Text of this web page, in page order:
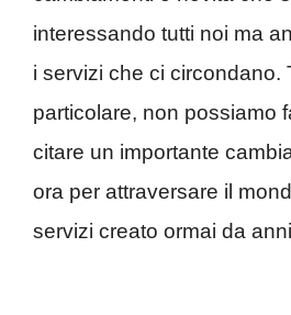
interessando tutti noi ma
i servizi che ci circondano.
particolare, non possiamo
citare un importante
ora per attraversare il
servizi creato ormai da anni